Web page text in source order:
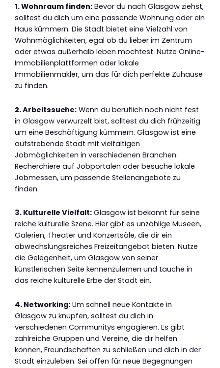
1. Wohnraum finden: Bevor du nach Glasgow ziehst,
solltest du dich um eine passende Wohnung oder ein
Haus kümmern. Die Stadt bietet eine Vielzahl von
Wohnmöglichkeiten, egal ob du lieber im Zentrum
oder etwas außerhalb leben möchtest. Nutze Online-
Immobilienplattformen oder lokale
Immobilienmakler, um das für dich perfekte Zuhause
zu finden.
2. Arbeitssuche: Wenn du beruflich noch nicht fest
in Glasgow verwurzelt bist, solltest du dich frühzeitig
um eine Beschäftigung kümmern. Glasgow ist eine
aufstrebende Stadt mit vielfältigen
Jobmöglichkeiten in verschiedenen Branchen.
Recherchiere auf Jobportalen oder besuche lokale
Jobmessen, um passende Stellenangebote zu
finden.
3. Kulturelle Vielfalt: Glasgow ist bekannt für seine
reiche kulturelle Szene. Hier gibt es unzählige Museen,
Galerien, Theater und Konzertsäle, die dir ein
abwechslungsreiches Freizeitangebot bieten. Nutze
die Gelegenheit, um Glasgow von seiner
künstlerischen Seite kennenzulernen und tauche in
das reiche kulturelle Erbe der Stadt ein.
4. Networking: Um schnell neue Kontakte in
Glasgow zu knüpfen, solltest du dich in
verschiedenen Communitys engagieren. Es gibt
zahlreiche Gruppen und Vereine, die dir helfen
können, Freundschaften zu schließen und dich in der
Stadt einzuleben. Sei offen für neue Begegnungen